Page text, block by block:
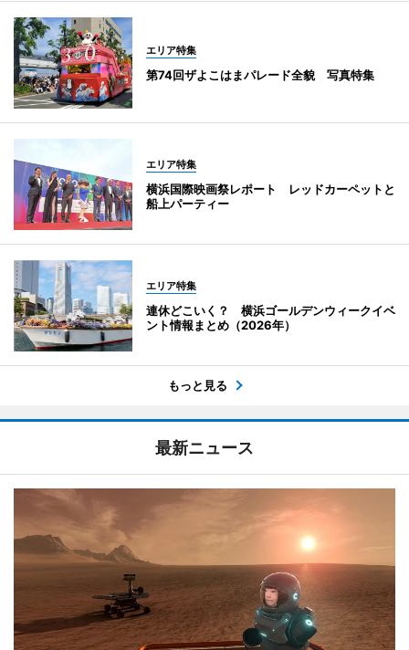
エリア特集
第74回ザよこはまパレード全貌 写真特集
エリア特集
横浜国際映画祭レポート レッドカーペットと
船上パーティー
エリア特集
連休どこいく？ 横浜ゴールデンウィークイベ
ント情報まとめ（2026年）
もっと見る
最新ニュース